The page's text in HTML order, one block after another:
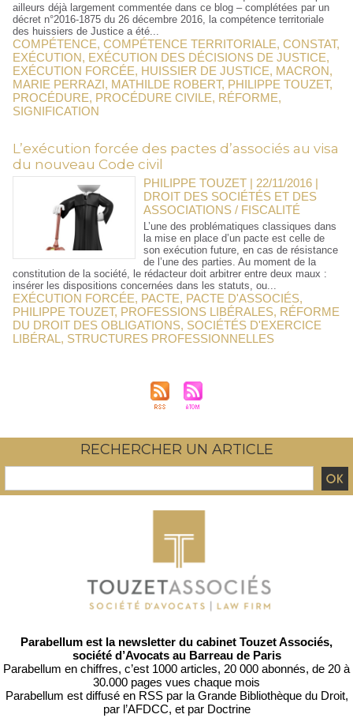
ailleurs déjà largement commentée dans ce blog – complétées par un
décret n°2016-1875 du 26 décembre 2016, la compétence territoriale
des huissiers de Justice a été...
COMPÉTENCE, COMPÉTENCE TERRITORIALE, CONSTAT,
EXÉCUTION, EXÉCUTION DES DÉCISIONS DE JUSTICE,
EXÉCUTION FORCÉE, HUISSIER DE JUSTICE, MACRON,
MARIE PERRAZI, MATHILDE ROBERT, PHILIPPE TOUZET,
PROCÉDURE, PROCÉDURE CIVILE, RÉFORME,
SIGNIFICATION
L’exécution forcée des pactes d’associés au visa
du nouveau Code civil
PHILIPPE TOUZET | 22/11/2016 |
DROIT DES SOCIÉTÉS ET DES
ASSOCIATIONS / FISCALITÉ
L’une des problématiques classiques dans
la mise en place d’un pacte est celle de
son exécution future, en cas de résistance
de l’une des parties. Au moment de la
constitution de la société, le rédacteur doit arbitrer entre deux maux :
insérer les dispositions concernées dans les statuts, ou...
EXÉCUTION FORCÉE, PACTE, PACTE D'ASSOCIÉS,
PHILIPPE TOUZET, PROFESSIONS LIBÉRALES, RÉFORME
DU DROIT DES OBLIGATIONS, SOCIÉTÉS D'EXERCICE
LIBÉRAL , STRUCTURES PROFESSIONNELLES
RECHERCHER UN ARTICLE
Parabellum est la newsletter du cabinet Touzet Associés,
société d’Avocats au Barreau de Paris
Parabellum en chiffres, c’est 1000 articles, 20 000 abonnés, de 20 à
30.000 pages vues chaque mois
Parabellum est diffusé en RSS par la Grande Bibliothèque du Droit,
par l’AFDCC, et par Doctrine